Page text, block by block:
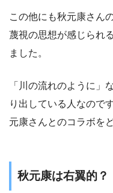
この他にも秋元康さん
蔑視の思想が感じられ
ました。
「川の流れのように」
り出している人なので
元康さんとのコラボを
秋元康は右翼的？